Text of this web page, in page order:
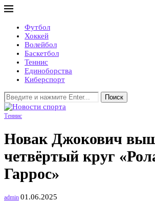
Футбол
Хоккей
Волейбол
Баскетбол
Теннис
Единоборства
Киберспорт
Поиск
Теннис
Новак Джокович
четвёртый круг
Гаррос»
admin 01.06.2025